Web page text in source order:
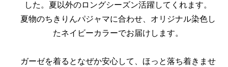
した。夏以外のロングシーズン活躍してくれます。
夏物のちきりんパジャマに合わせ、オリジナル染色し
たネイビーカラーでお届けします。
ガーゼを着るとなぜか安心して、ほっと落ち着きませ